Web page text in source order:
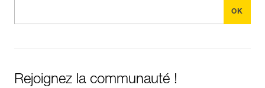
Rejoignez la communauté !